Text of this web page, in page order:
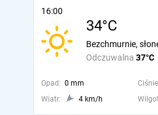
16:00
34°C
Odczuwalna 37°C
Bezchmurnie,
Opad: 0 mm
Wiatr:
4 km/h